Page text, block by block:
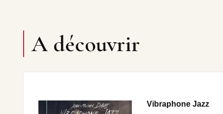
A découvrir
Vibraphone Jazz